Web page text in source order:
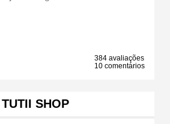
384 avaliações
10 comentários
TUTII SHOP